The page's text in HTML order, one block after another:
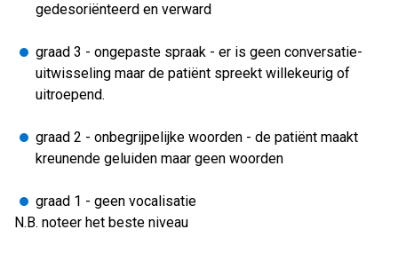
gedesoriënteerd en verward
graad 3 - ongepaste spraak - er is geen conversatie-
uitwisseling maar de patiënt spreekt willekeurig of
uitroepend.
graad 2 - onbegrijpelijke woorden - de patiënt maakt
kreunende geluiden maar geen woorden
graad 1 - geen vocalisatie
N.B. noteer het beste niveau